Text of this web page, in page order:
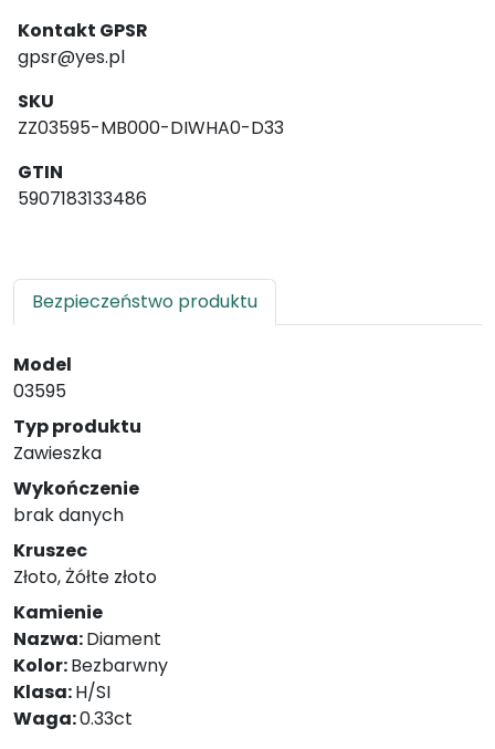
Kontakt GPSR
gpsr@yes.pl
SKU
ZZ03595-MB000-DIWHA0-D33
GTIN
5907183133486
Bezpieczeństwo produktu
Model
03595
Typ produktu
Zawieszka
Wykończenie
brak danych
Kruszec
Złoto, Żółte złoto
Kamienie
Nazwa:Diament
Kolor:Bezbarwny
Klasa:H/SI
Waga:0.33ct